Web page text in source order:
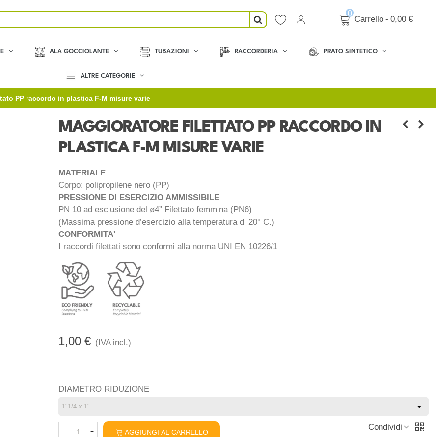
0
Carrello - 0,00 €
ALA GOCCIOLANTE TUBAZIONI RACCORDERIA PRATO SINTETICO
ALTRE CATEGORIE
PP raccordo in plastica F-M misure varie
MAGGIORATORE FILETTATO PP RACCORDO IN
PLASTICA F-M MISURE VARIE
MATERIALE
Corpo: polipropilene nero (PP)
PRESSIONE DI ESERCIZIO AMMISSIBILE
PN 10 ad esclusione del ø4” Filettato femmina (PN6)
(Massima pressione d’esercizio alla temperatura di 20° C.)
CONFORMITA'
I raccordi filettati sono conformi alla norma UNI EN 10226/1
1,00 € (IVA incl.)
DIAMETRO RIDUZIONE
- + AGGIUNGI AL CARRELLO
Condividi